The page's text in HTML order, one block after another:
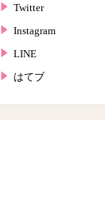
Twitter
Instagram
LINE
はてブ